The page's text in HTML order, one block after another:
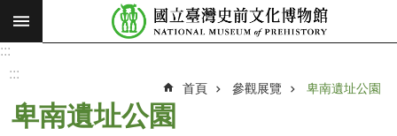
跳到主要內容區塊
搜
願
:::
:::
首頁 參觀展覽 卑南遺址公園
卑南遺址公園